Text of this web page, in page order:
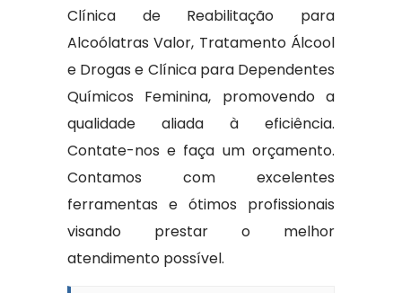
Clínica de Reabilitação para
Alcoólatras Valor, Tratamento Álcool
e Drogas e Clínica para Dependentes
Químicos Feminina, promovendo a
qualidade aliada à eficiência.
Contate-nos e faça um orçamento.
Contamos com excelentes
ferramentas e ótimos profissionais
visando prestar o melhor
atendimento possível.